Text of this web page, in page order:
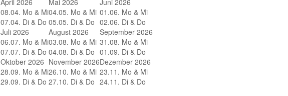
April 2026
Mai 2026
Juni 2026
08.04. Mo & Mi
07.04. Di & Do
04.05. Mo & Mi
05.05. Di & Do
01.06. Mo & Mi
02.06. Di & Do
Juli 2026
August 2026
September 2026
06.07. Mo & Mi
07.07. Di & Do
03.08. Mo & Mi
04.08. Di & Do
31.08. Mo & Mi
01.09. Di & Do
Oktober 2026 November 2026Dezember 2026
28.09. Mo & Mi
29.09. Di & Do
26.10. Mo & Mi
27.10. Di & Do
23.11. Mo & Mi
24.11. Di & Do